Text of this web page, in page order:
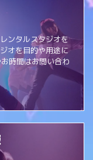
ンタルスタジオを
オを目的や用途に
時間はお問い合わ